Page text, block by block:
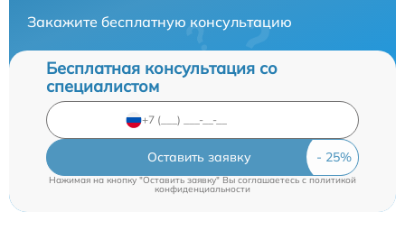
Закажите бесплатную консультацию
Бесплатная консультация со
специалистом
Оставить заявку
Нажимая на кнопку "Оставить заявку" Вы соглашаетесь cполитикой
конфиденциальности